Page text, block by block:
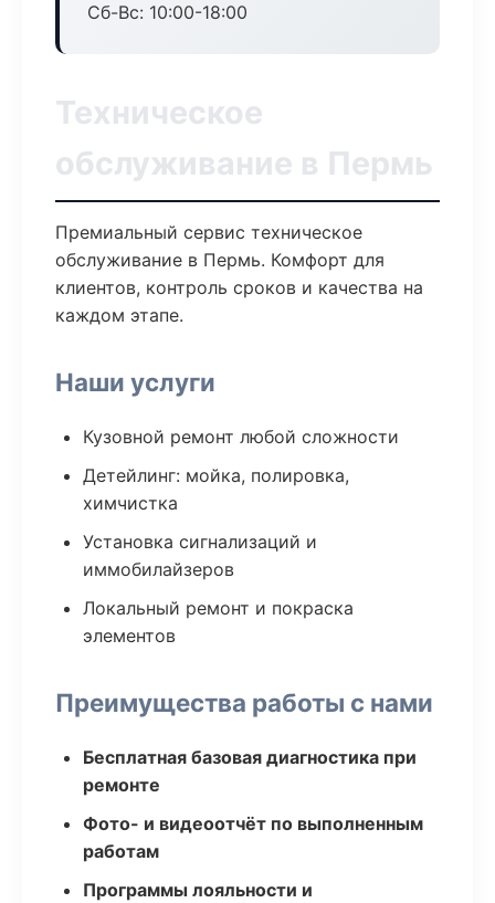
Сб-Вс: 10:00-18:00
Техническое
обслуживание в Пермь
Премиальный сервис техническое
обслуживание в Пермь. Комфорт для
клиентов, контроль сроков и качества на
каждом этапе.
Наши услуги
Кузовной ремонт любой сложности
Детейлинг: мойка, полировка,
химчистка
Установка сигнализаций и
иммобилайзеров
Локальный ремонт и покраска
элементов
Преимущества работы с нами
Бесплатная базовая диагностика при
ремонте
Фото- и видеоотчёт по выполненным
работам
Программы лояльности и